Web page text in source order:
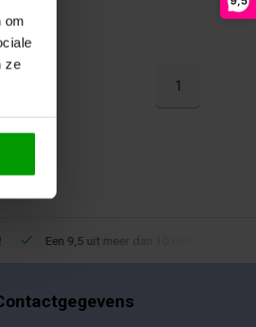
om
ze
1
Een 9,5 uit meer dan 10.000+ reviews!